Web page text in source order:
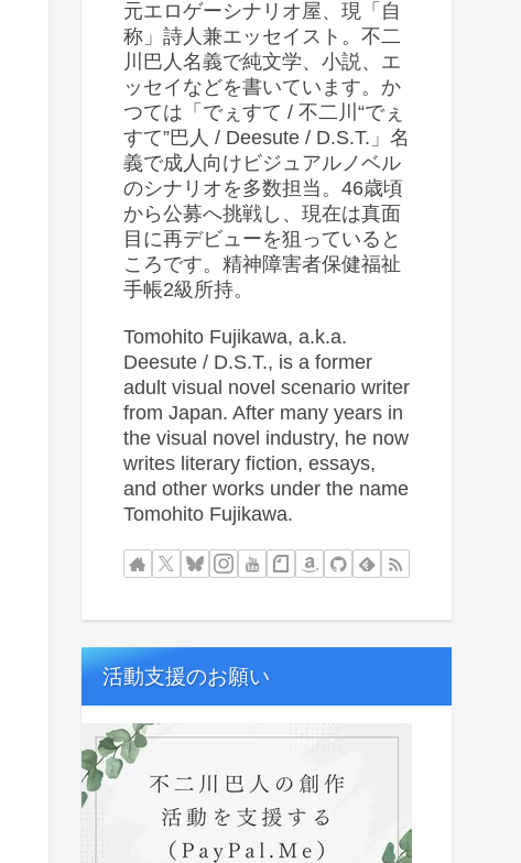
元エロゲーシナリオ屋、現「自
称」詩人兼エッセイスト。不二
川巴人名義で純文学、小説、エ
ッセイなどを書いています。か
つては「でぇすて / 不二川“でぇ
すて”巴人 / Deesute / D.S.T.」名
義で成人向けビジュアルノベル
のシナリオを多数担当。46歳頃
から公募へ挑戦し、現在は真面
目に再デビューを狙っていると
ころです。精神障害者保健福祉
手帳2級所持。
Tomohito Fujikawa, a.k.a.
Deesute / D.S.T., is a former
adult visual novel scenario writer
from Japan. After many years in
the visual novel industry, he now
writes literary fiction, essays,
and other works under the name
Tomohito Fujikawa.
活動支援のお願い